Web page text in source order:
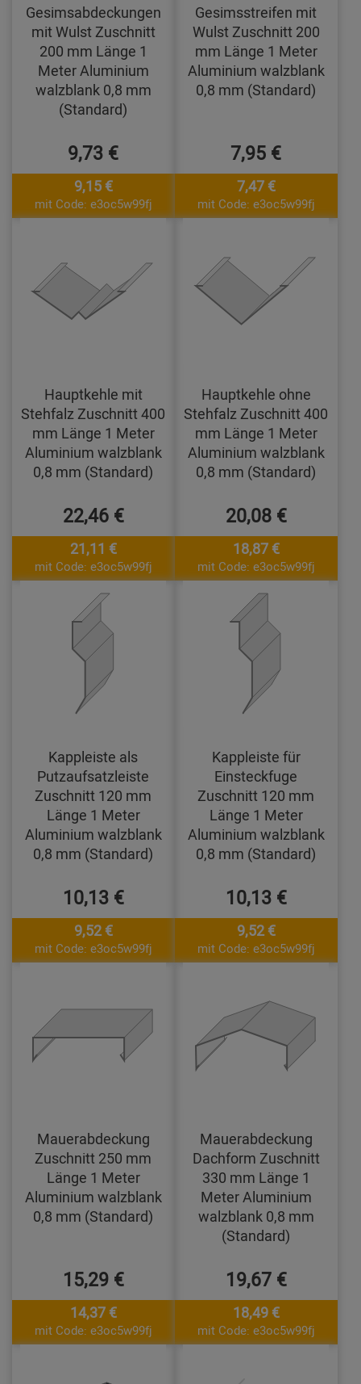
Gesimsabdeckungen
mit Wulst Zuschnitt
200 mm Länge 1
Meter Aluminium
walzblank 0,8 mm
(Standard)
9,73 €
9,15 €
mit Code: e3oc5w99fj
Gesimsstreifen mit
Wulst Zuschnitt 200
mm Länge 1 Meter
Aluminium walzblank
0,8 mm (Standard)
7,95 €
7,47 €
mit Code: e3oc5w99fj
Hauptkehle mit
Stehfalz Zuschnitt 400
mm Länge 1 Meter
Aluminium walzblank
0,8 mm (Standard)
22,46 €
21,11 €
mit Code: e3oc5w99fj
Hauptkehle ohne
Stehfalz Zuschnitt 400
mm Länge 1 Meter
Aluminium walzblank
0,8 mm (Standard)
20,08 €
18,87 €
mit Code: e3oc5w99fj
Kappleiste als
Putzaufsatzleiste
Zuschnitt 120 mm
Länge 1 Meter
Aluminium walzblank
0,8 mm (Standard)
10,13 €
9,52 €
mit Code: e3oc5w99fj
Kappleiste für
Einsteckfuge
Zuschnitt 120 mm
Länge 1 Meter
Aluminium walzblank
0,8 mm (Standard)
10,13 €
9,52 €
mit Code: e3oc5w99fj
Mauerabdeckung
Zuschnitt 250 mm
Länge 1 Meter
Aluminium walzblank
0,8 mm (Standard)
15,29 €
14,37 €
mit Code: e3oc5w99fj
Mauerabdeckung
Dachform Zuschnitt
330 mm Länge 1
Meter Aluminium
walzblank 0,8 mm
(Standard)
19,67 €
18,49 €
mit Code: e3oc5w99fj